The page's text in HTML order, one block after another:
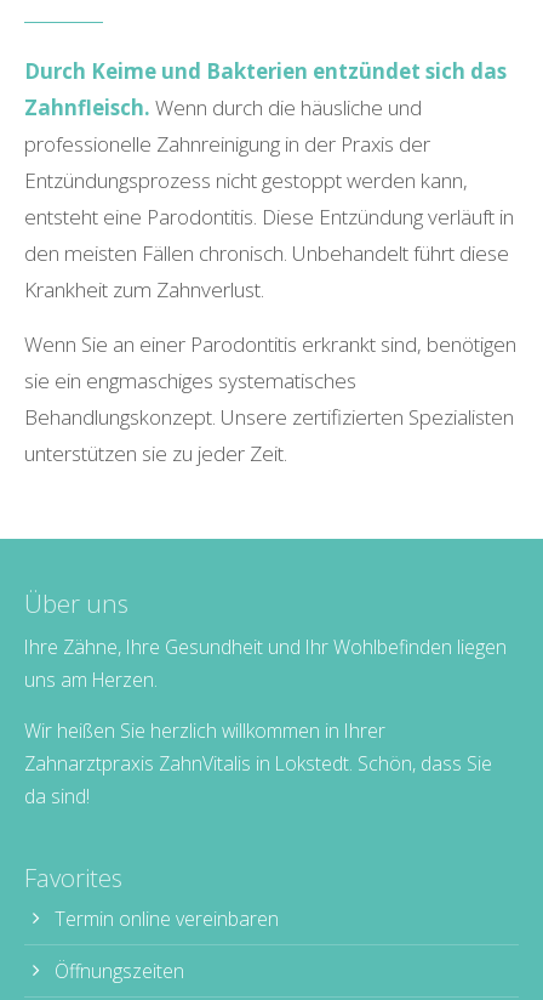
Durch Keime und Bakterien entzündet sich das
Zahnfleisch. Wenn durch die häusliche und
professionelle Zahnreinigung in der Praxis der
Entzündungsprozess nicht gestoppt werden kann,
entsteht eine Parodontitis. Diese Entzündung verläuft in
den meisten Fällen chronisch. Unbehandelt führt diese
Krankheit zum Zahnverlust.
Wenn Sie an einer Parodontitis erkrankt sind, benötigen
sie ein engmaschiges systematisches
Behandlungskonzept. Unsere zertifizierten Spezialisten
unterstützen sie zu jeder Zeit.
Über uns
Ihre Zähne, Ihre Gesundheit und Ihr Wohlbefinden liegen
uns am Herzen.
Wir heißen Sie herzlich willkommen in Ihrer
Zahnarztpraxis ZahnVitalis in Lokstedt. Schön, dass Sie
da sind!
Favorites
Termin online vereinbaren
Öffnungszeiten